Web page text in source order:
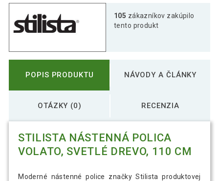
Stilista nástenná polica Volato, 80 cm,
biele drevo
21,29 €
STILISTA nástenná polica Volato, 90 cm,
biele drevo
105 zákazníkov zakúpilo
tento produkt
POPIS PRODUKTU NÁVODY A ČLÁNKY
OTÁZKY (0) RECENZIA
STILISTA NÁSTENNÁ POLICA
VOLATO, SVETLÉ DREVO, 110 CM
Moderné nástenné police značky Stilista produktovej